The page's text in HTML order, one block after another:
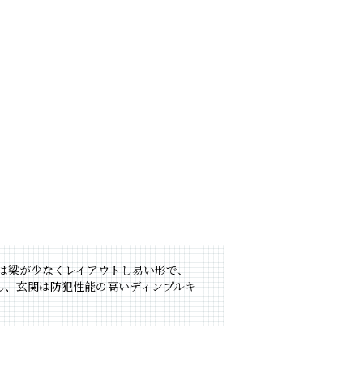
が少なくレイアウトし易い形で、
玄関は防犯性能の高いディンプルキ